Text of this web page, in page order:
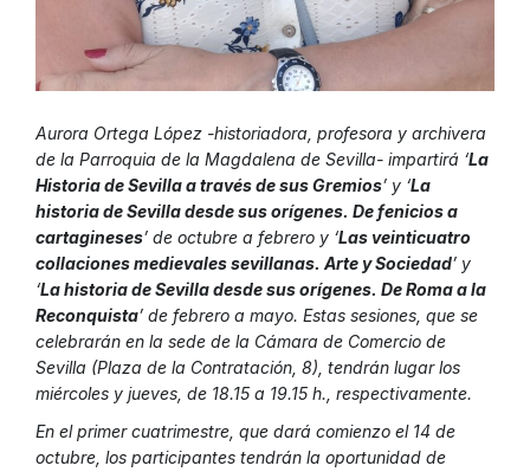
Aurora Ortega López -historiadora, profesora y archivera
de la Parroquia de la Magdalena de Sevilla- impartirá ‘La
Historia de Sevilla a través de sus Gremios’ y ‘La
historia de Sevilla desde sus orígenes. De fenicios a
cartagineses’ de octubre a febrero y ‘Las veinticuatro
collaciones medievales sevillanas. Arte y Sociedad’ y
‘La historia de Sevilla desde sus orígenes. De Roma a la
Reconquista’ de febrero a mayo. Estas sesiones, que se
celebrarán en la sede de la Cámara de Comercio de
Sevilla (Plaza de la Contratación, 8), tendrán lugar los
miércoles y jueves, de 18.15 a 19.15 h., respectivamente.
En el primer cuatrimestre, que dará comienzo el 14 de
octubre, los participantes tendrán la oportunidad de